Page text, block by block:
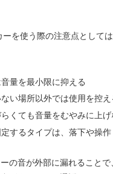
を使う際の注意点として
量を最小限に抑える
い場所以外では使用を控え
くても音量をむやみに上げ
するタイプは、落下や操
の音が外部に漏れること